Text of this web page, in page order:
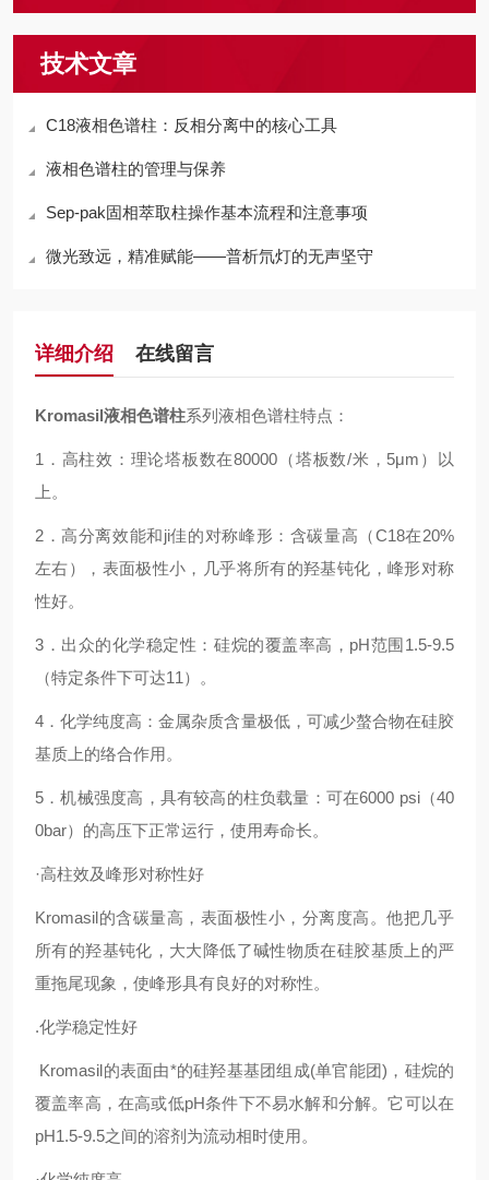
技术文章
C18液相色谱柱：反相分离中的核心工具
液相色谱柱的管理与保养
Sep-pak固相萃取柱操作基本流程​​和注意事项
微光致远，精准赋能——普析氘灯的无声坚守
详细介绍 在线留言
Kromasil液相色谱柱系列液相色谱柱特点：
1 ．高柱效：理论塔板数在80000（塔板数/米，5μm）以
上。
2 ．高分离效能和ji佳的对称峰形：含碳量高（C18在20%
左右），表面极性小，几乎将所有的羟基钝化，峰形对称
性好。
3 ．出众的化学稳定性：硅烷的覆盖率高，pH范围1.5-9.5
（特定条件下可达11）。
4 ．化学纯度高：金属杂质含量极低，可减少螯合物在硅胶
基质上的络合作用。
5 ．机械强度高，具有较高的柱负载量：可在6000 psi（40
0bar）的高压下正常运行，使用寿命长。
·高柱效及峰形对称性好
Kromasil的含碳量高，表面极性小，分离度高。他把几乎
所有的羟基钝化，大大降低了碱性物质在硅胶基质上的严
重拖尾现象，使峰形具有良好的对称性。
.化学稳定性好
Kromasil的表面由*的硅羟基基团组成(单官能团)，硅烷的
覆盖率高，在高或低pH条件下不易水解和分解。它可以在
pH1.5-9.5之间的溶剂为流动相时使用。